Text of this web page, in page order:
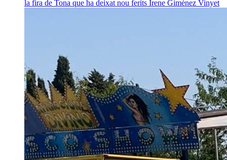
la fira de Tona que ha deixat nou ferits Irene Giménez Vinyet